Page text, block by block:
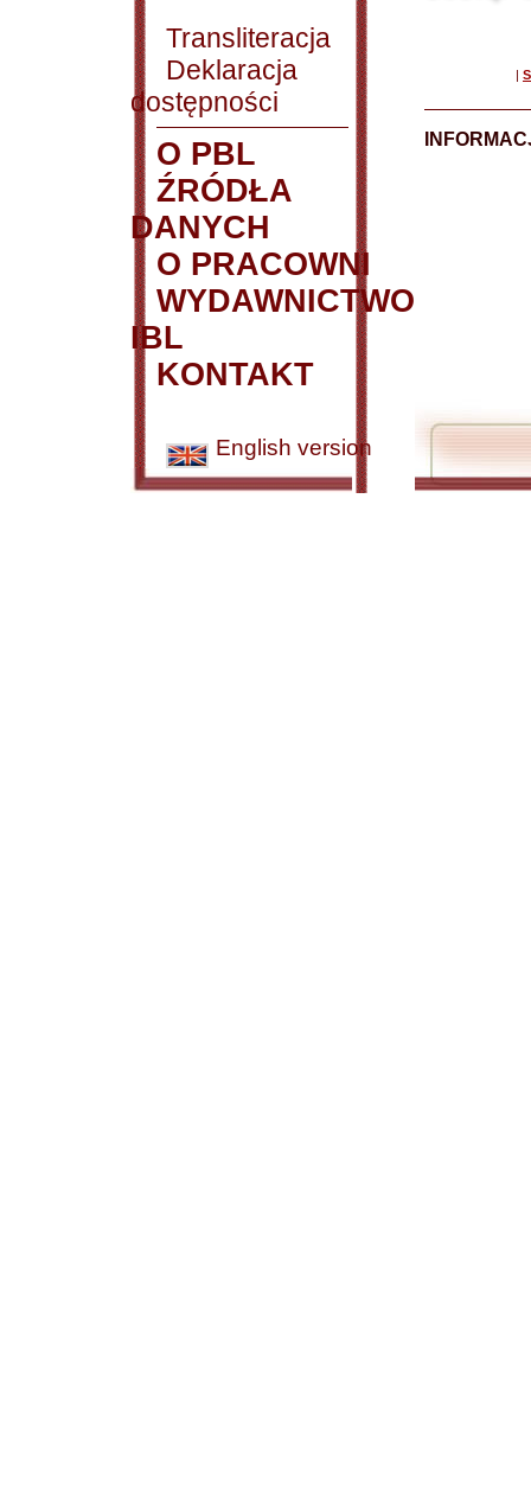
Transliteracja
Deklaracja
dostępności
O PBL
ŹRÓDŁA
DANYCH
O PRACOWNI
WYDAWNICTWO
IBL
KONTAKT
English version
|